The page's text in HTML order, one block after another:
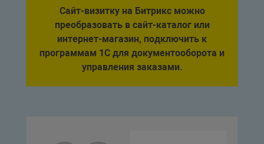
Сайт-визитку на Битрикс можно
преобразовать в сайт-каталог или
интернет-магазин, подключить к
программам 1С для документооборота и
управления заказами.